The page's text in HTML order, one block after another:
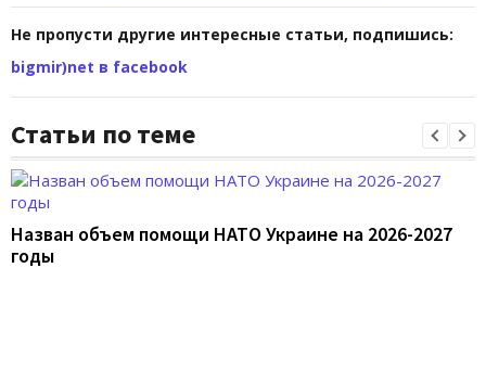
Не пропусти другие интересные статьи, подпишись:
bigmir)net в facebook
Статьи по теме
Назван объем помощи НАТО Украине на 2026-2027
годы